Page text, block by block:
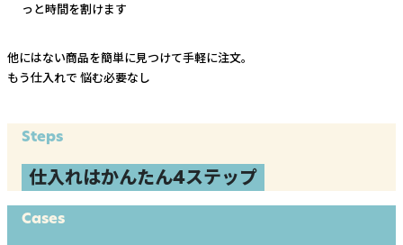
っと時間を割けます
他にはない商品を簡単に見つけて手軽に注文。
もう仕入れで 悩む必要なし
Steps
仕入れはかんたん4ステップ
Cases